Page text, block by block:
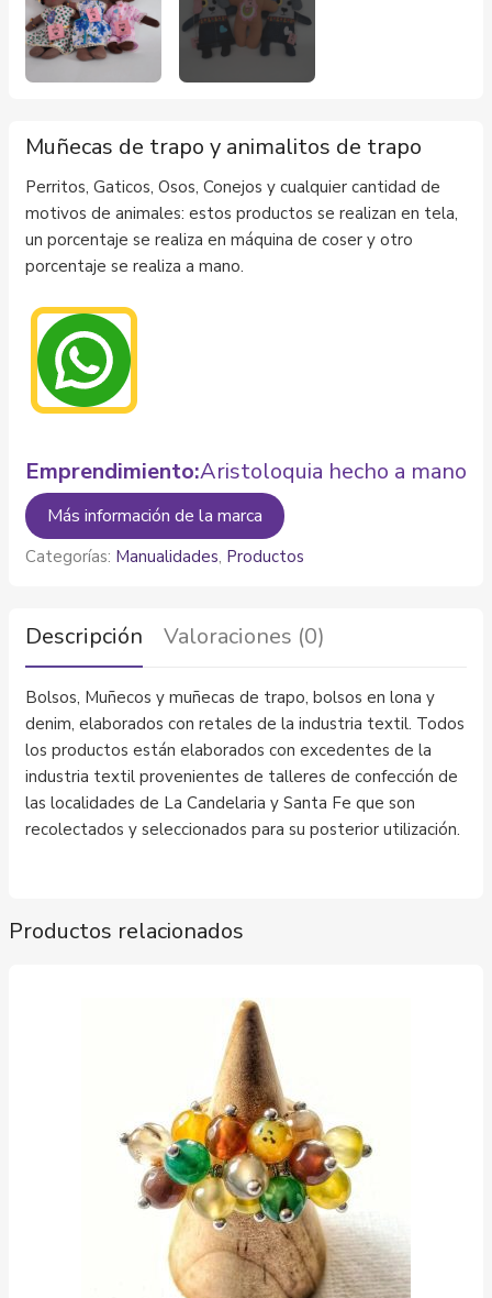
Muñecas de trapo y animalitos de trapo
Perritos, Gaticos, Osos, Conejos y cualquier cantidad de
motivos de animales: estos productos se realizan en tela,
un porcentaje se realiza en máquina de coser y otro
porcentaje se realiza a mano.
Emprendimiento:Aristoloquia hecho a mano
Más información de la marca
Categorías: Manualidades, Productos
Descripción Valoraciones (0)
Bolsos, Muñecos y muñecas de trapo, bolsos en lona y
denim, elaborados con retales de la industria textil. Todos
los productos están elaborados con excedentes de la
industria textil provenientes de talleres de confección de
las localidades de La Candelaria y Santa Fe que son
recolectados y seleccionados para su posterior utilización.
Productos relacionados